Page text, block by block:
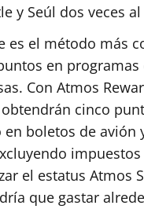
y Seúl dos veces
es el método más
en programas
Con Atmos
cinco
en boletos de avión
impuestos
el estatus Atmos
que gastar